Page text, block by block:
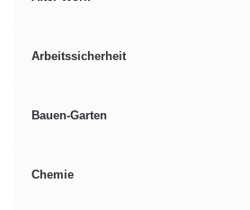
Arbeitssicherheit
Bauen-Garten
Chemie